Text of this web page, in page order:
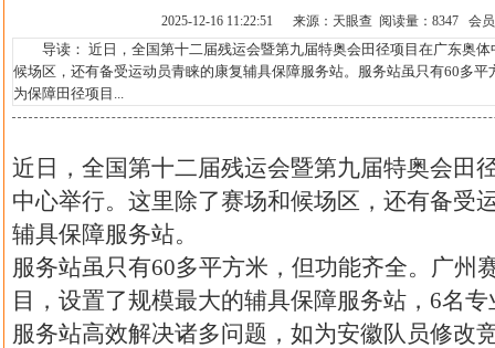
2025-12-16 11:22:51 来源：天眼查 阅读量：8347 会
导读： 近日，全国第十二届残运会暨第九届特奥会田径项目在广东奥体
候场区，还有备受运动员青睐的康复辅具保障服务站。服务站虽只有60多
为保障田径项目...
近日，全国第十二届残运会暨第九届特奥会田
中心举行。这里除了赛场和候场区，还有备受
辅具保障服务站。
服务站虽只有60多平方米，但功能齐全。广州
目，设置了规模最大的辅具保障服务站，6名
服务站高效解决诸多问题，如为安徽队员修改